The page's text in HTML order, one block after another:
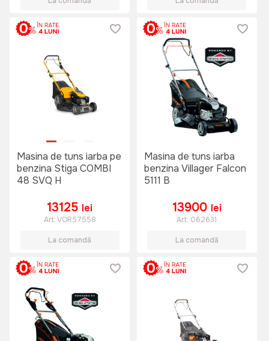
Masina de tuns iarba pe
benzina Stiga COMBI
48 SVQ H
13125 lei
Art:VOR57558
La comandă
Masina de tuns iarba
benzina Villager Falcon
5111 B
13900 lei
Art: 062631
La comandă